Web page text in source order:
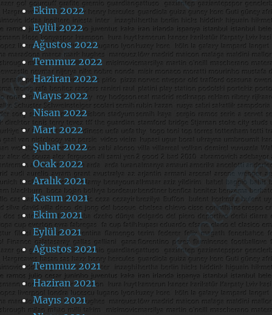
Ekim 2022
Eylül 2022
Ağustos 2022
Temmuz 2022
Haziran 2022
Mayıs 2022
Nisan 2022
Mart 2022
Şubat 2022
Ocak 2022
Aralık 2021
Kasım 2021
Ekim 2021
Eylül 2021
Ağustos 2021
Temmuz 2021
Haziran 2021
Mayıs 2021